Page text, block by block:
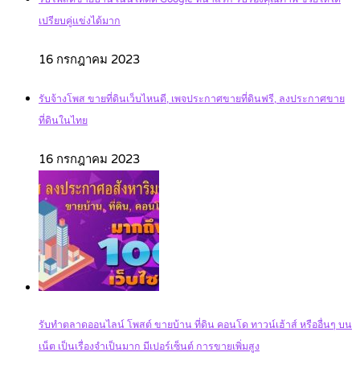
เปรียบคู่แข่งได้มาก
16 กรกฎาคม 2023
รับจ้างโพส ขายที่ดินเว็บไหนดี, เพจประกาศขายที่ดินฟรี, ลงประกาศขาย
ที่ดินในไทย
16 กรกฎาคม 2023
รับทำตลาดออนไลน์ โพสต์ ขายบ้าน ที่ดิน คอนโด ทาวน์เฮ้าส์ หรืออื่นๆ บน
เน็ต เป็นเรื่องจำเป็นมาก มีเปอร์เซ็นต์ การขายเพิ่มสูง